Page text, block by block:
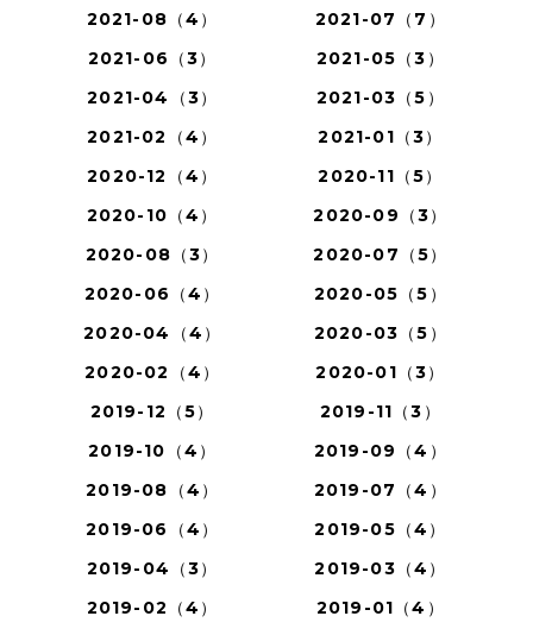
2021-08（4）
2021-07（7）
2021-06（3）
2021-05（3）
2021-04（3）
2021-03（5）
2021-02（4）
2021-01（3）
2020-12（4）
2020-11（5）
2020-10（4）
2020-09（3）
2020-08（3）
2020-07（5）
2020-06（4）
2020-05（5）
2020-04（4）
2020-03（5）
2020-02（4）
2020-01（3）
2019-12（5）
2019-11（3）
2019-10（4）
2019-09（4）
2019-08（4）
2019-07（4）
2019-06（4）
2019-05（4）
2019-04（3）
2019-03（4）
2019-02（4）
2019-01（4）